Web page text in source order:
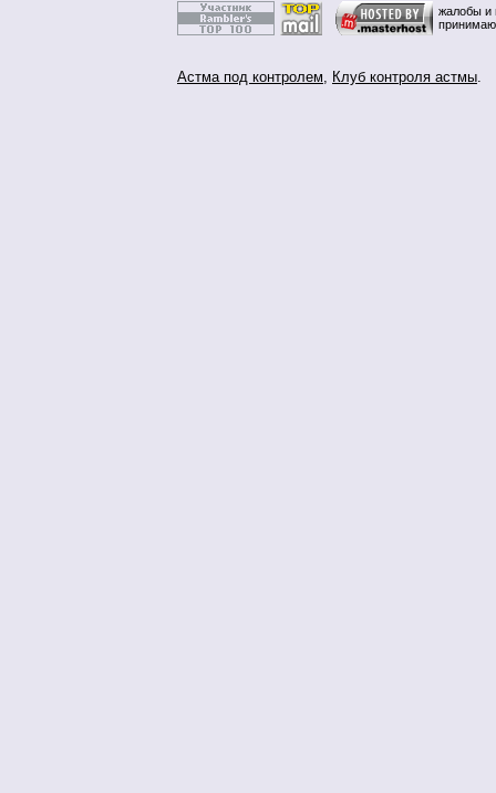
жалобы и
Астма под контролем, Клуб контроля астмы.